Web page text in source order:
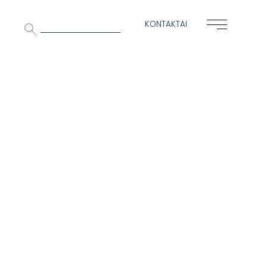
KONTAKTAI